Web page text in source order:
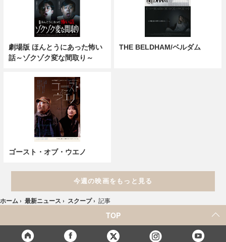
劇場版 ほんとうにあった怖い
話～ゾクゾク変な間取り～
THE BELDHAM/ベルダム
ゴースト・オブ・ウエノ
今週の映画をもっと見る
ホーム › 最新ニュース › スクープ › 記事
TOP